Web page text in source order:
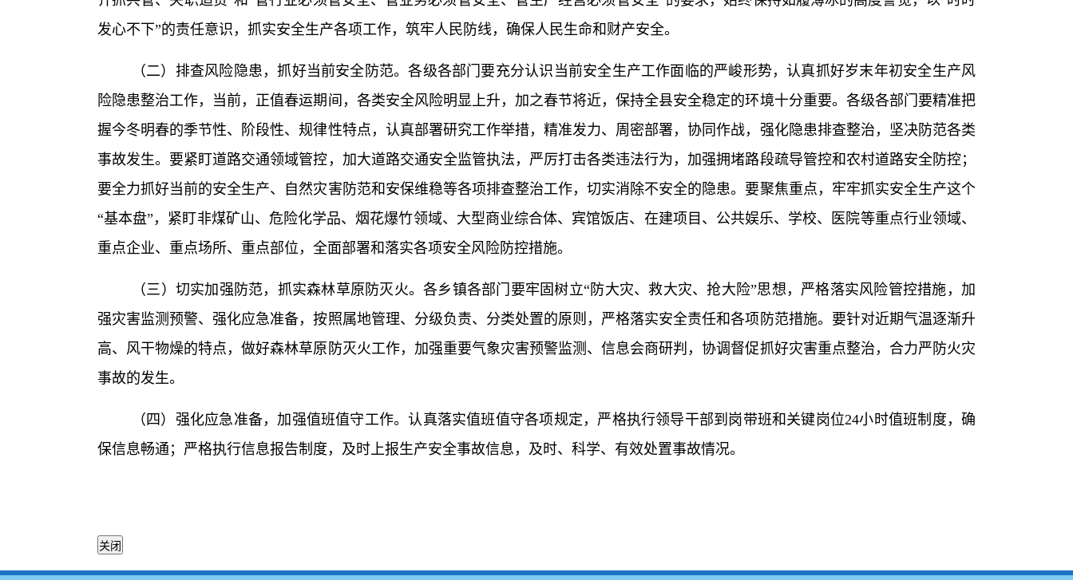
发心不下”的责任意识，抓实安全生产各项工作，筑牢人民防线，确保人民生命和财产安全。
（二）排查风险隐患，抓好当前安全防范。各级各部门要充分认识当前安全生产工作面临的严峻形势，认真抓好岁末年初安全生产风
险隐患整治工作，当前，正值春运期间，各类安全风险明显上升，加之春节将近，保持全县安全稳定的环境十分重要。各级各部门要精准把
握今冬明春的季节性、阶段性、规律性特点，认真部署研究工作举措，精准发力、周密部署，协同作战，强化隐患排查整治，坚决防范各类
事故发生。要紧盯道路交通领域管控，加大道路交通安全监管执法，严厉打击各类违法行为，加强拥堵路段疏导管控和农村道路安全防控；
要全力抓好当前的安全生产、自然灾害防范和安保维稳等各项排查整治工作，切实消除不安全的隐患。要聚焦重点，牢牢抓实安全生产这个
“基本盘”，紧盯非煤矿山、危险化学品、烟花爆竹领域、大型商业综合体、宾馆饭店、在建项目、公共娱乐、学校、医院等重点行业领域、
重点企业、重点场所、重点部位，全面部署和落实各项安全风险防控措施。
（三）切实加强防范，抓实森林草原防灭火。各乡镇各部门要牢固树立“防大灾、救大灾、抢大险”思想，严格落实风险管控措施，加
强灾害监测预警、强化应急准备，按照属地管理、分级负责、分类处置的原则，严格落实安全责任和各项防范措施。要针对近期气温逐渐升
高、风干物燥的特点，做好森林草原防灭火工作，加强重要气象灾害预警监测、信息会商研判，协调督促抓好灾害重点整治，合力严防火灾
事故的发生。
（四）强化应急准备，加强值班值守工作。认真落实值班值守各项规定，严格执行领导干部到岗带班和关键岗位24小时值班制度，确
保信息畅通；严格执行信息报告制度，及时上报生产安全事故信息，及时、科学、有效处置事故情况。